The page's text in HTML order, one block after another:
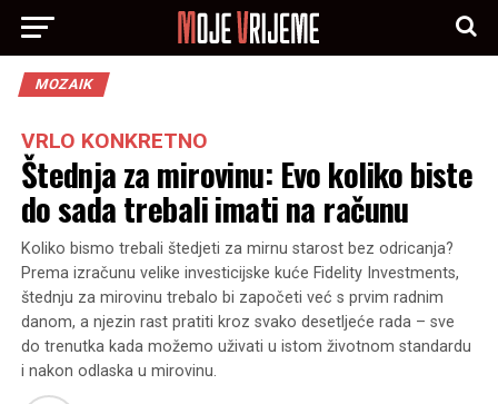
MOZAIK
VRLO KONKRETNO
Štednja za mirovinu: Evo koliko biste
do sada trebali imati na računu
Koliko bismo trebali štedjeti za mirnu starost bez odricanja?
Prema izračunu velike investicijske kuće Fidelity Investments,
štednju za mirovinu trebalo bi započeti već s prvim radnim
danom, a njezin rast pratiti kroz svako desetljeće rada – sve
do trenutka kada možemo uživati u istom životnom standardu
i nakon odlaska u mirovinu.